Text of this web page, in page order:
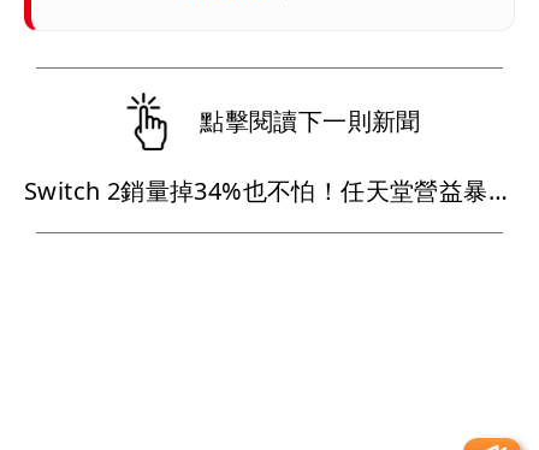
點擊閱讀下一則新聞
Switch 2銷量掉34%也不怕！任天堂營益暴增150%